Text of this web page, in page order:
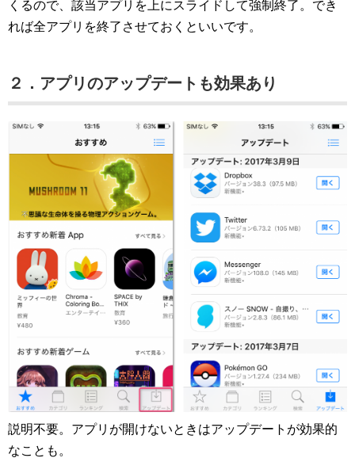
くるので、該当アプリを上にスライドして強制終了。でき
れば全アプリを終了させておくといいです。
２．アプリのアップデートも効果あり
説明不要。アプリが開けないときはアップデートが効果的
なことも。